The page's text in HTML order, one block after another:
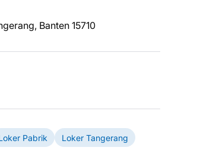
Banten 15710
Pabrik
Loker Tangerang